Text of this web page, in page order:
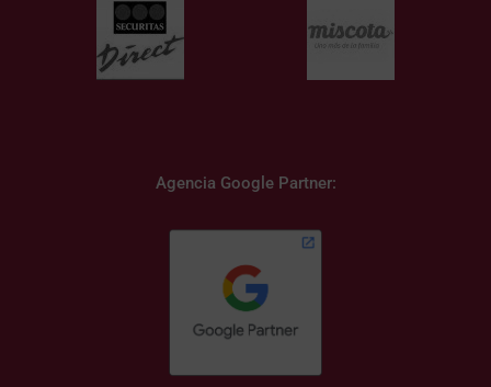
Agencia Google Partner: